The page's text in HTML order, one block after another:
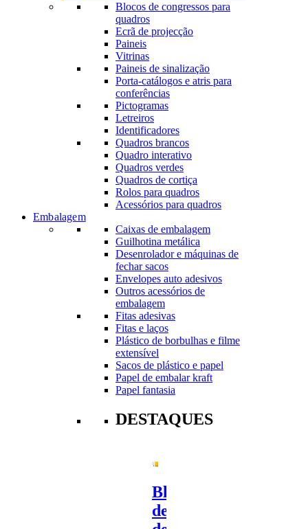
Blocos de congressos para
quadros
Ecrã de projecção
Paineis
Vitrinas
Paineis de sinalização
Porta-catálogos e atris para
conferências
Pictogramas
Letreiros
Identificadores
Quadros brancos
Quadro interativo
Quadros verdes
Quadros de cortiça
Rolos para quadros
Acessórios para quadros
Embalagem
Caixas de embalagem
Guilhotina metálica
Desenrolador e máquinas de
fechar sacos
Envelopes auto adesivos
Outros acessórios de
embalagem
Fitas adesivas
Fitas e laços
Plástico de borbulhas e filme
extensível
Sacos de plástico e papel
Papel de embalar kraft
Papel fantasia
DESTAQUES
Bloco
de